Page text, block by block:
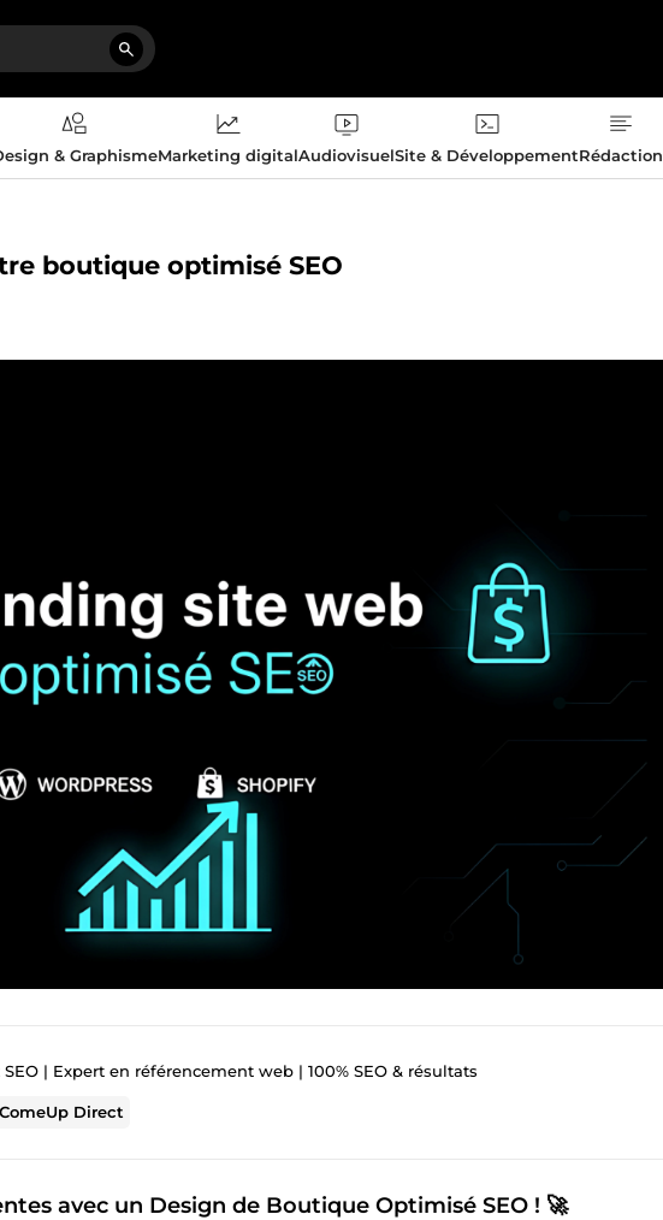
& GraphismeMarketing digitalAudiovisuelSite & DéveloppementRédaction
boutique optimisé SEO
| Expert en référencement web | 100% SEO & résultats
ComeUp Direct
avec un Design de Boutique Optimisé SEO ! 🚀